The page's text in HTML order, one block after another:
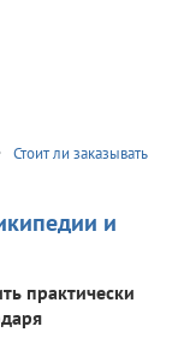
Стоит ли заказывать
и
практически